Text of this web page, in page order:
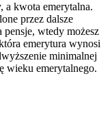
a kwota emerytalna.
przez dalsze
pensje, wtedy możesz
emerytura wynosi
minimalnej
wieku emerytalnego.